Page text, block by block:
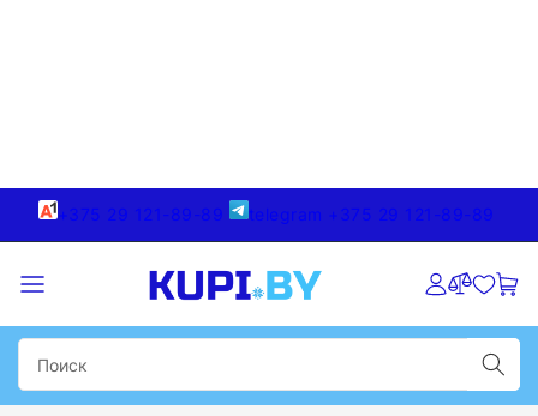
+375 29 121-89-89 telegram +375 29 121-89-89